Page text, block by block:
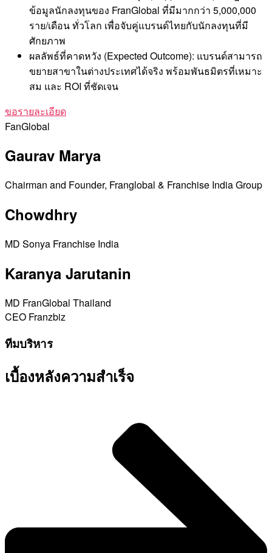
ข้อมูลนักลงทุนของ FranGlobal ที่มีมากกว่า 5,000,000
ราย/เดือน ทั่วโลก เพื่อจับคู่แบรนด์ไทยกับนักลงทุนที่มี
ศักยภาพ
ผลลัพธ์ที่คาดหวัง (Expected Outcome): แบรนด์สามารถ
ขยายสาขาในต่างประเทศได้จริง พร้อมพันธมิตรที่เหมาะ
สม และ ROI ที่ชัดเจน
ขอรายละเอียด
FanGlobal
Gaurav Marya
Chairman and Founder, Franglobal & Franchise India Group
Chowdhry
MD Sonya Franchise India
Karanya Jarutanin
MD FranGlobal Thailand
CEO Franzbiz
ทีมบริหาร
เบื้องหลังความสำเร็จ